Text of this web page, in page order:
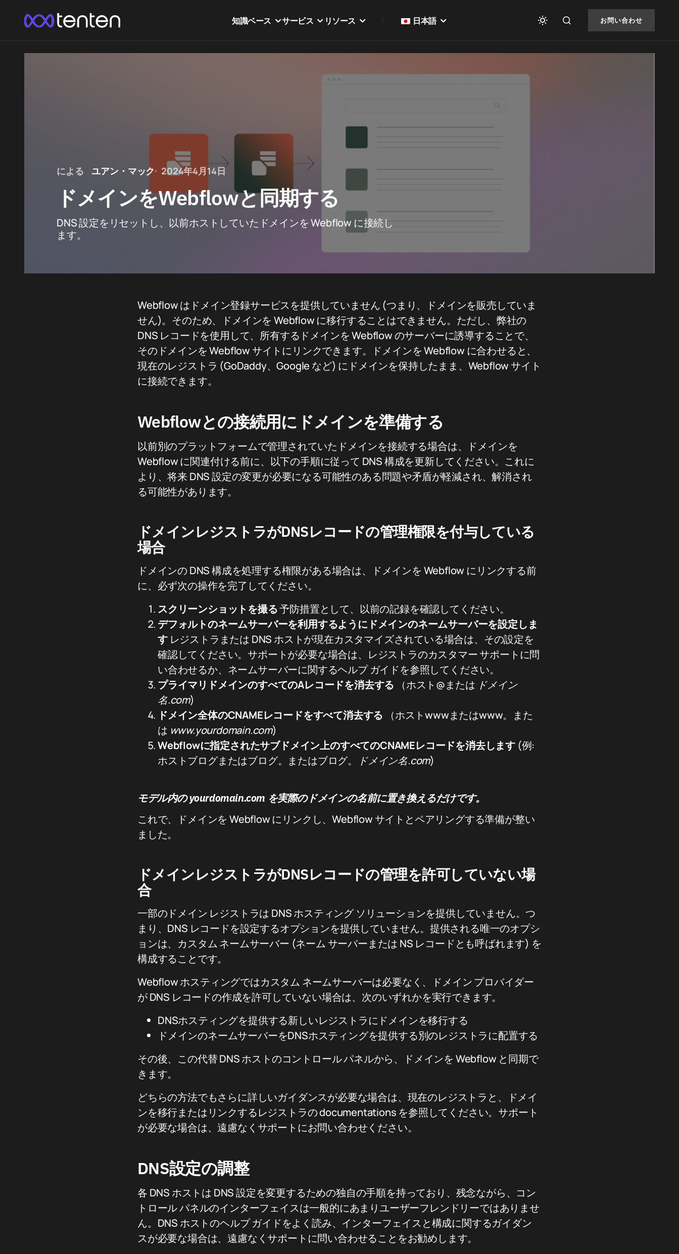
知識ベース サービス リソース 日本語 お問い合わせ
による ユアン・マック 2024年4月14日
ドメインをWebflowと同期する
DNS 設定をリセットし、以前ホストしていたドメインを Webflow に接続し
ます。
Webflow はドメイン登録サービスを提供していません (つまり、ドメインを販売していま
せん)。そのため、ドメインを Webflow に移行することはできません。ただし、弊社の
DNS レコードを使用して、所有するドメインを Webflow のサーバーに誘導することで、
そのドメインを Webflow サイトにリンクできます。ドメインを Webflow に合わせると、
現在のレジストラ (GoDaddy、Google など) にドメインを保持したまま、Webflow サイト
に接続できます。
Webflowとの接続用にドメインを準備する
以前別のプラットフォームで管理されていたドメインを接続する場合は、ドメインを
Webflow に関連付ける前に、以下の手順に従って DNS 構成を更新してください。これに
より、将来 DNS 設定の変更が必要になる可能性のある問題や矛盾が軽減され、解消され
る可能性があります。
ドメインレジストラがDNSレコードの管理権限を付与している
場合
ドメインの DNS 構成を処理する権限がある場合は、ドメインを Webflow にリンクする前
に、必ず次の操作を完了してください。
スクリーンショットを撮る予防措置として、以前の記録を確認してください。
デフォルトのネームサーバーを利用するようにドメインのネームサーバーを設定しま
すレジストラまたは DNS ホストが現在カスタマイズされている場合は、その設定を
確認してください。サポートが必要な場合は、レジストラのカスタマー サポートに問
い合わせるか、ネームサーバーに関するヘルプ ガイドを参照してください。
プライマリドメインのすべてのAレコードを消去する （ホスト@または ドメイン
名.com)
ドメイン全体のCNAMEレコードをすべて消去する （ホストwwwまたはwww。また
は www.yourdomain.com)
Webflowに指定されたサブドメイン上のすべてのCNAMEレコードを消去します (例:
ホストブログまたはブログ。またはブログ。
ドメイン名.com)
モデル内の yourdomain.com を実際のドメインの名前に置き換えるだけです。
これで、ドメインを Webflow にリンクし、Webflow サイトとペアリングする準備が整い
ました。
ドメインレジストラがDNSレコードの管理を許可していない場
合
一部のドメイン レジストラは DNS ホスティング ソリューションを提供していません。つ
まり、DNS レコードを設定するオプションを提供していません。提供される唯一のオプシ
ョンは、カスタム ネームサーバー (ネーム サーバーまたは NS レコードとも呼ばれます) を
構成することです。
Webflow ホスティングではカスタム ネームサーバーは必要なく、ドメイン プロバイダー
が DNS レコードの作成を許可していない場合は、次のいずれかを実行できます。
DNSホスティングを提供する新しいレジストラにドメインを移行する
ドメインのネームサーバーをDNSホスティングを提供する別のレジストラに配置する
その後、この代替 DNS ホストのコントロール パネルから、ドメインを Webflow と同期で
きます。
どちらの方法でもさらに詳しいガイダンスが必要な場合は、現在のレジストラと、ドメイ
ンを移行またはリンクするレジストラの documentations を参照してください。サポート
が必要な場合は、遠慮なくサポートにお問い合わせください。
DNS設定の調整
各 DNS ホストは DNS 設定を変更するための独自の手順を持っており、残念ながら、コン
トロール パネルのインターフェイスは一般的にあまりユーザーフレンドリーではありませ
ん。DNS ホストのヘルプ ガイドをよく読み、インターフェイスと構成に関するガイダン
スが必要な場合は、遠慮なくサポートに問い合わせることをお勧めします。